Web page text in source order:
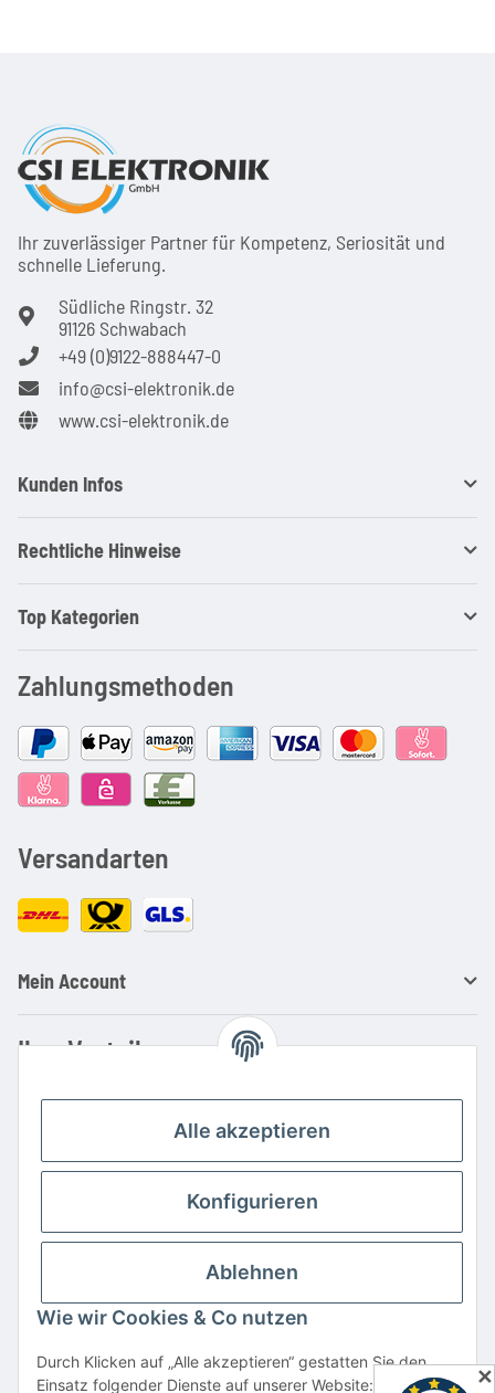
Ihr zuver­läs­siger Partner für Kom­pe­tenz, Seri­osi­tät und
schnel­le Lie­ferung.
Südliche Ringstr. 32
91126 Schwabach
+49 (0)9122-888447-0
info@csi-elektronik.de
www.csi-elektronik.de
Kunden Infos
Rechtliche Hinweise
Top Kategorien
Zahlungsmethoden
Versandarten
Mein Account
Ihre Vorteile
Kauf auf Rechnung
Große Auswahl an Netzteilen und Ladegeräten
Schnelle Lieferung
Hohe Lagerverfügbarkeit
Vertrag widerrufen
Alle akzeptieren
Konfigurieren
Ablehnen
Wie wir Cookies & Co nutzen
Durch Klicken auf „Alle akzeptieren“ gestatten Sie den
Einsatz folgender Dienste auf unserer Website: YouTube,
✕